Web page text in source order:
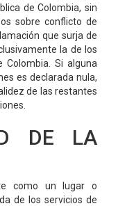
de Colombia, sin
sobre conflicto de
que surja de
la de los
Colombia. Si alguna
es declarada nula,
de las restantes
DE LA
como un lugar o
de los servicios de